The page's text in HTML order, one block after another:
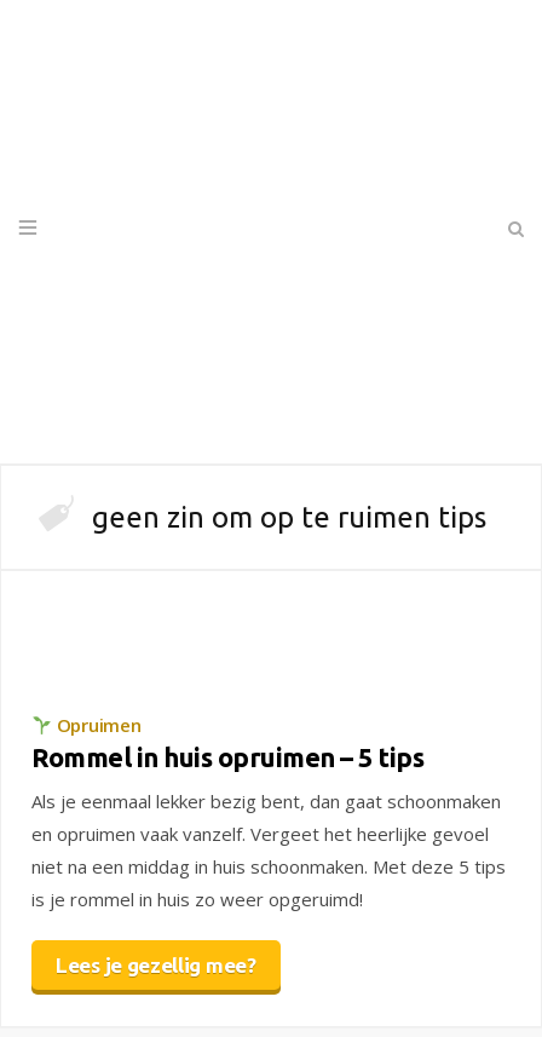
geen zin om op te ruimen tips
Opruimen
Rommel in huis opruimen – 5 tips
Als je eenmaal lekker bezig bent, dan gaat schoonmaken
en opruimen vaak vanzelf. Vergeet het heerlijke gevoel
niet na een middag in huis schoonmaken. Met deze 5 tips
is je rommel in huis zo weer opgeruimd!
Lees je gezellig mee?